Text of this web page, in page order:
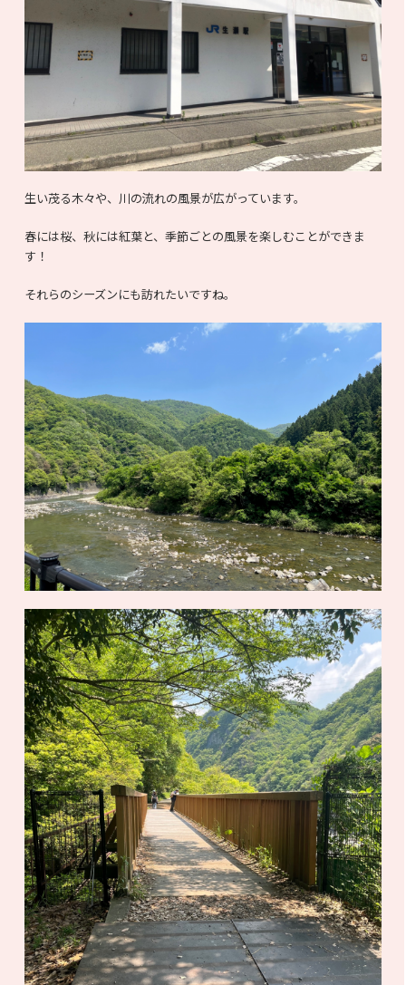
生い茂る木々や、川の流れの風景が広がっています。
春には桜、秋には紅葉と、季節ごとの風景を楽しむことができま
す！
それらのシーズンにも訪れたいですね。